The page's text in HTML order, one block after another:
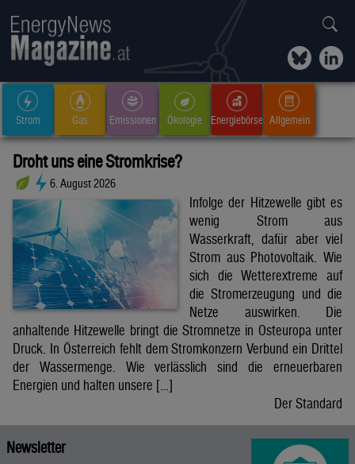
Strom Gas Emissionen Ökologie Energiebörse Allgemein
Droht uns eine Stromkrise?
6. August 2026
Infolge der Hitzewelle gibt es
wenig Strom aus
Wasserkraft, dafür aber viel
Strom aus Photovoltaik. Wie
sich die Wetterextreme auf
die Stromerzeugung und die
Netze auswirken. Die
anhaltende Hitzewelle bringt die Stromnetze in Osteuropa unter
Druck. In Österreich fehlt dem Stromkonzern Verbund ein Drittel
der Wassermenge. Wie verlässlich sind die erneuerbaren
Energien und halten unsere […]
Der Standard
Newsletter